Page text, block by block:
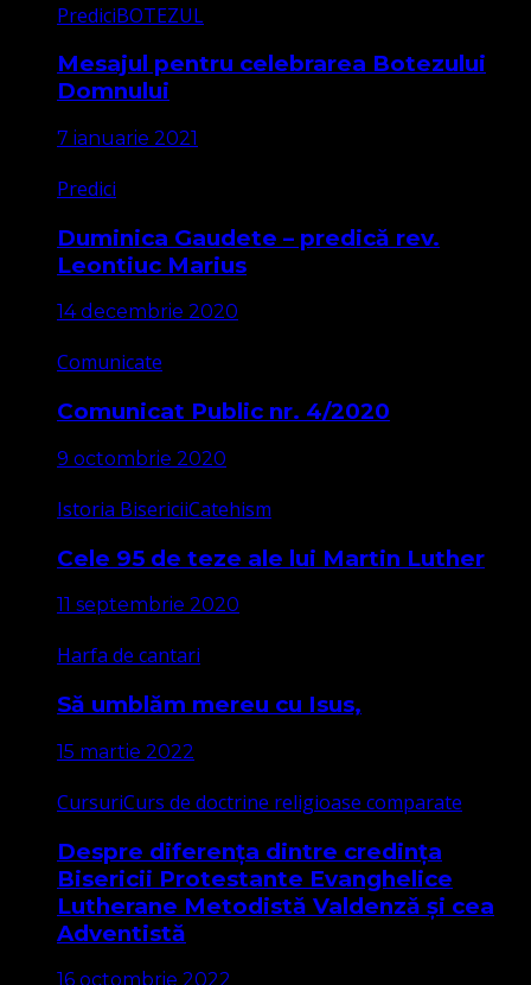
PrediciBOTEZUL
Mesajul pentru celebrarea Botezului
Domnului
7 ianuarie 2021
Predici
Duminica Gaudete – predică rev.
Leontiuc Marius
14 decembrie 2020
Comunicate
Comunicat Public nr. 4/2020
9 octombrie 2020
Istoria BisericiiCatehism
Cele 95 de teze ale lui Martin Luther
11 septembrie 2020
Harfa de cantari
Să umblăm mereu cu Isus,
15 martie 2022
CursuriCurs de doctrine religioase comparate
Despre diferența dintre credința
Bisericii Protestante Evanghelice
Lutherane Metodistă Valdenză și cea
Adventistă
16 octombrie 2022